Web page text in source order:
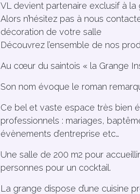
VL devient partenaire exclusif à la
Alors n’hésitez pas à nous
décoration de votre salle
Découvrez l’ensemble de nos
Au cœur du saintois « la Grange
Son nom évoque le roman
Ce bel et vaste espace très bien
professionnels : mariages,
évènements d’entreprise etc…
Une salle de 200 m2 pour
personnes pour un cocktail.
La grange dispose d’une cuisine